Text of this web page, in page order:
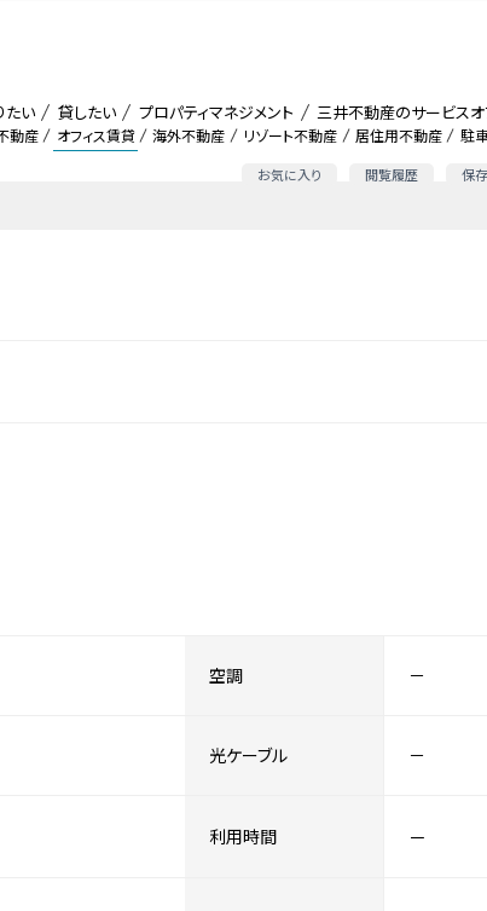
動産 オフィス賃貸 海外不動産 リゾート不動産 居住用不動産 駐
お気に入り 閲覧履歴 保
たい 貸したい プロパティマネジメント 三井不動産のサービスオ
空調 －
光ケーブル －
利用時間 －